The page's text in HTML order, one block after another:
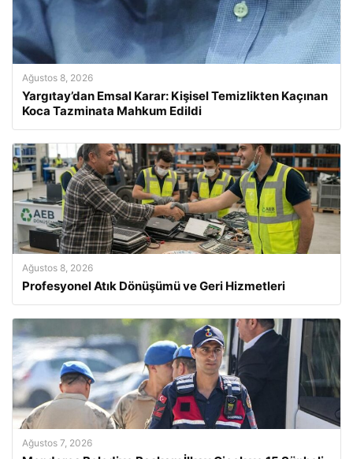
Ağustos 8, 2026
Yargıtay’dan Emsal Karar: Kişisel Temizlikten Kaçınan
Koca Tazminata Mahkum Edildi
Ağustos 8, 2026
Profesyonel Atık Dönüşümü ve Geri Hizmetleri
Ağustos 7, 2026